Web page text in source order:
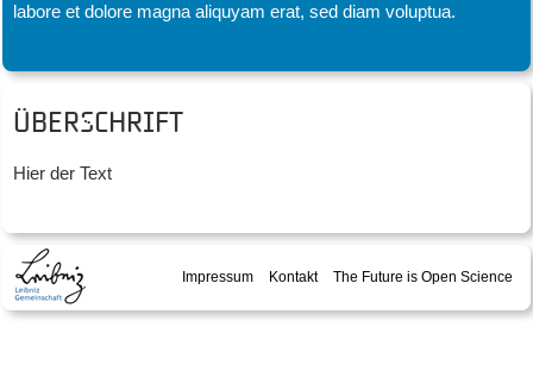
labore et dolore magna aliquyam erat, sed diam voluptua.
Überschrift
Hier der Text
Impressum Kontakt The Future is Open Science